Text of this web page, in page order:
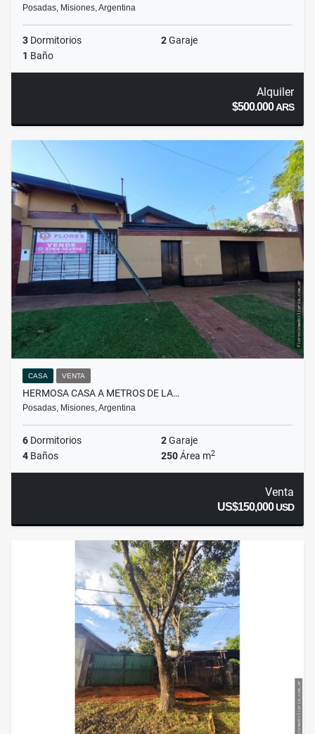
Posadas, Misiones, Argentina
3 Dormitorios 2Garaje
1 Baño
Alquiler
$500.000ARS
CASA VENTA
HERMOSA CASA A METROS DE LA…
Posadas, Misiones, Argentina
6 Dormitorios 2Garaje
4 Baños 250Área m2
Venta
US$150,000USD